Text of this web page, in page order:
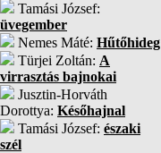
Tamási József:
üvegember
Nemes Máté: Hűtőhideg
Türjei Zoltán: A
virrasztás bajnokai
Jusztin-Horváth
Dorottya: Későhajnal
Tamási József: északi
szél